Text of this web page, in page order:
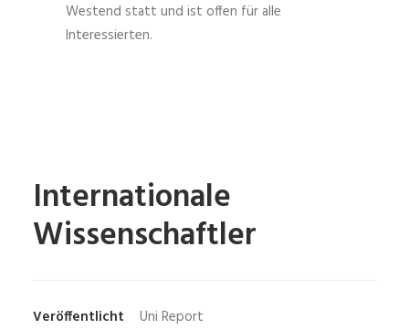
Westend statt und ist offen für alle
Interessierten.
Internationale
Wissenschaftler
Veröffentlicht
Uni Report